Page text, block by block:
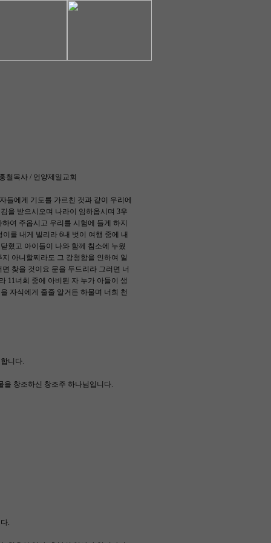
철목사 / 언양제일교회
들에게 기도를 가르친 것과 같이 우리에
을 받으시오며 나라이 임하옵시며 3우
여 주옵시고 우리를 시험에 들게 하지
를 내게 빌리라 6내 벗이 여행 중에 내
혔고 아이들이 나와 함께 침소에 누웠
아니할찌라도 그 강청함을 인하여 일
찾을 것이요 문을 두드리라 그러면 너
11너희 중에 아비된 자 누가 아들이 생
자식에게 줄줄 알거든 하물며 너희 천
니다.
을 창조하신 창조주 하나님입니다.
.